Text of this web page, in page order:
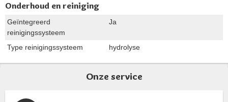
Onderhoud en reiniging
Geïntegreerd
reinigingssysteem
Ja
Type reinigingssysteem hydrolyse
Onze service